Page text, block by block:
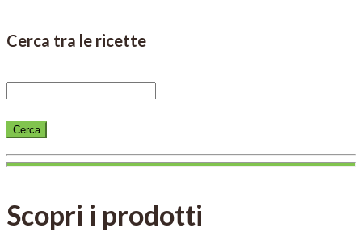
Cerca tra le ricette
Scopri i prodotti